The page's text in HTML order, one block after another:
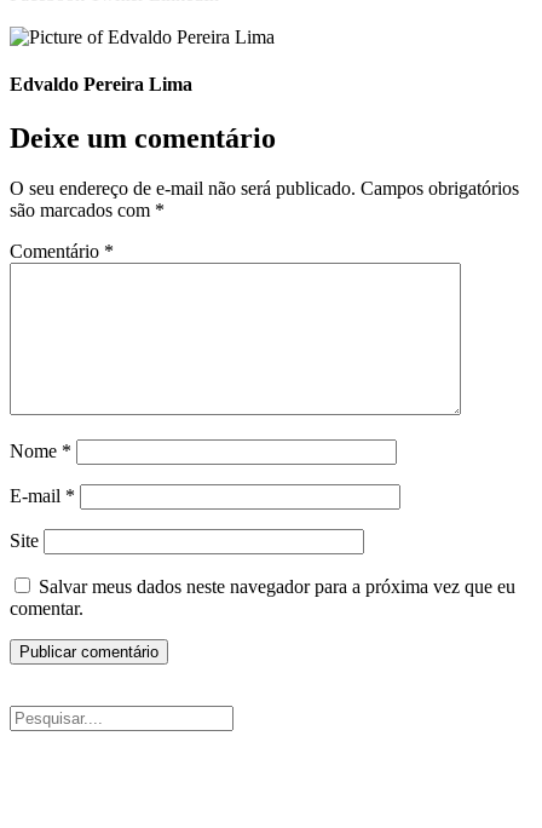
Edvaldo Pereira Lima
Deixe um comentário
O seu endereço de e-mail não será publicado. Campos obrigatórios
são marcados com *
Comentário *
Nome *
E-mail *
Site
Salvar meus dados neste navegador para a próxima vez que eu
comentar.